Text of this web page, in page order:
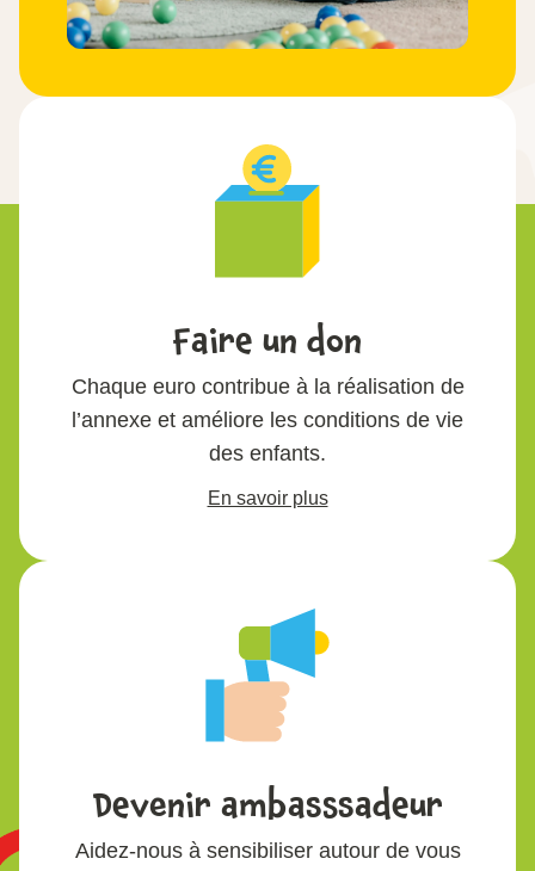
Faire un don
Chaque euro contribue à la réalisation de
l’annexe et améliore les conditions de vie
des enfants.
En savoir plus
Devenir ambasssadeur
Aidez-nous à sensibiliser autour de vous